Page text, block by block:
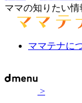
ママの知りたい
ママテナに
>